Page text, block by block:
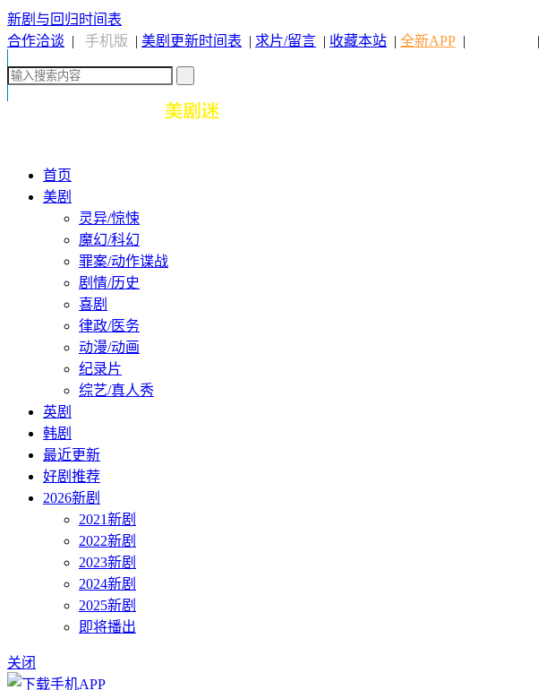
新剧与回归时间表
合作洽谈 | 手机版 | 美剧更新时间表 | 求片/留言 | 收藏本站 | 全新APP | |
首页
美剧
灵异/惊悚
魔幻/科幻
罪案/动作谍战
剧情/历史
喜剧
律政/医务
动漫/动画
纪录片
综艺/真人秀
英剧
韩剧
最近更新
好剧推荐
2026新剧
2021新剧
2022新剧
2023新剧
2024新剧
2025新剧
即将播出
关闭